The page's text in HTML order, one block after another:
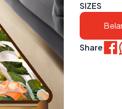
SIZES
Share